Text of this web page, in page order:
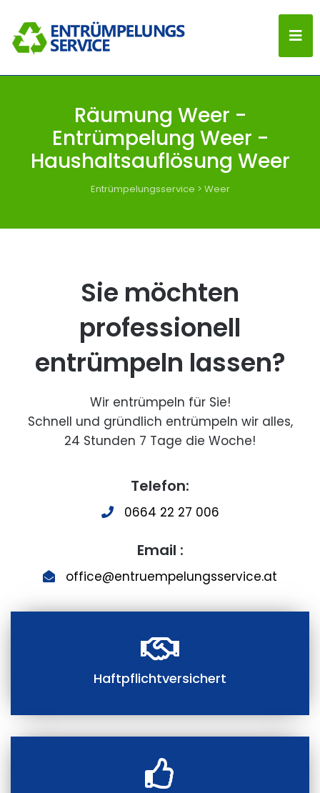
Räumung Weer -
Entrümpelung Weer -
Haushaltsauflösung Weer
Entrümpelungsservice > Weer
Sie möchten
professionell
entrümpeln lassen?
Wir entrümpeln für Sie!
Schnell und gründlich entrümpeln wir alles,
24 Stunden 7 Tage die Woche!
Telefon:
0664 22 27 006
Email :
office@entruempelungsservice.at
Haftpflichtversichert